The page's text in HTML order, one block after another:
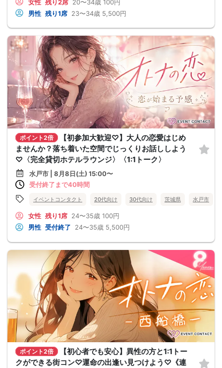
女性 残り2席 20〜34歳 100円
男性 残り1席 23〜34歳 5,500円
ポイント2倍
【初参加大歓迎♡】大人の恋愛はじめ
ませんか？落ち着いた空間でじっくりお話ししよう
♡〈完全貸切ホテルラウンジ〉〈1:1トーク〉
水戸市 | 8月8日(土) 15:00〜
受付終了まで40時間
イベントコンタクト 20代向け 30代向け 茨城県 水戸市
女性 残り1席 24〜35歳 100円
男性 受付終了 24〜35歳 5,500円
ポイント2倍
【初心者でも安心】異性の方と1:1トー
クができる街コン♡運命の出逢い見つけよう♡《連